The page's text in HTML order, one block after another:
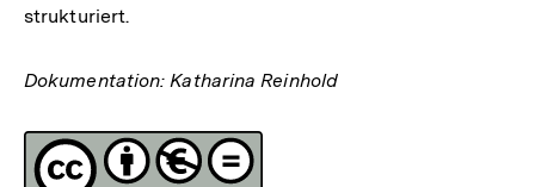
strukturiert.
Dokumentation: Katharina Reinhold
Fussnoten
Lizenz